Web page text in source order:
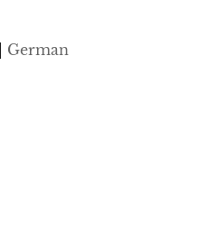
German